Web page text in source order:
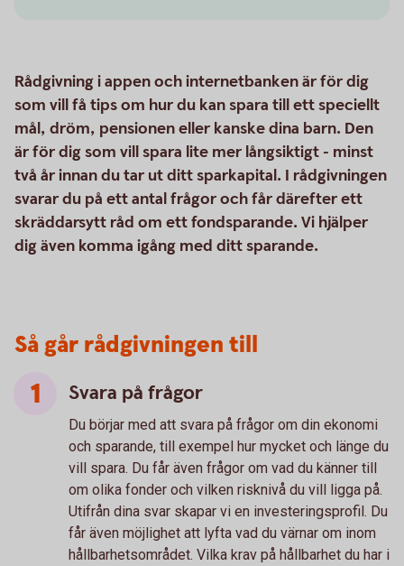
Rådgivning i appen och internetbanken är för dig
som vill få tips om hur du kan spara till ett speciellt
mål, dröm, pensionen eller kanske dina barn. Den
är för dig som vill spara lite mer långsiktigt - minst
två år innan du tar ut ditt sparkapital. I rådgivningen
svarar du på ett antal frågor och får därefter ett
skräddarsytt råd om ett fondsparande. Vi hjälper
dig även komma igång med ditt sparande.
Så går rådgivningen till
Svara på frågor
Du börjar med att svara på frågor om din ekonomi
och sparande, till exempel hur mycket och länge du
vill spara. Du får även frågor om vad du känner till
om olika fonder och vilken risknivå du vill ligga på.
Utifrån dina svar skapar vi en investeringsprofil. Du
får även möjlighet att lyfta vad du värnar om inom
hållbarhetsområdet. Vilka krav på hållbarhet du har i